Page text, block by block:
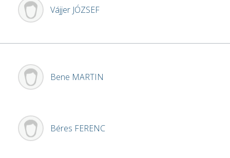
Vájjer JÓZSEF
Bene MARTIN
Béres FERENC